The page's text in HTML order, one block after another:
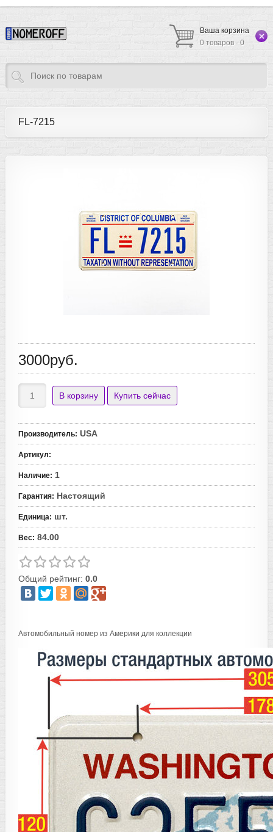
Ваша корзина
0 товаров - 0
FL-7215
3000руб.
Производитель: USA
Артикул:
Наличие: 1
Гарантия: Настоящий
Единица: шт.
Вес: 84.00
Общий рейтинг: 0.0
Автомобильный номер из Америки для коллекции